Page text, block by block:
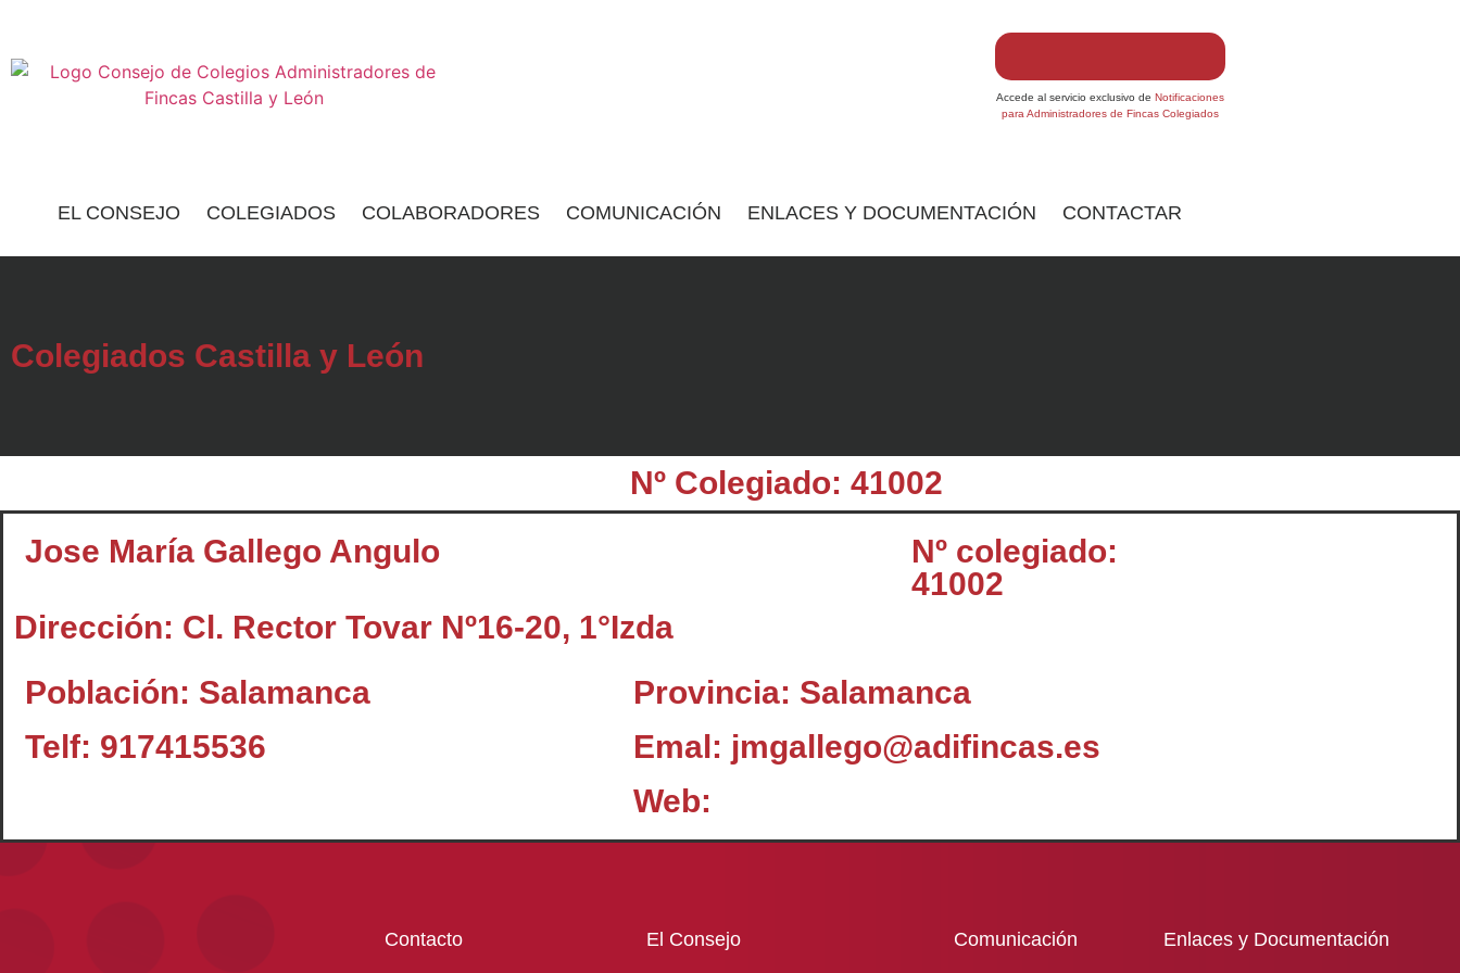
Accede al servicio exclusivo deNotificaciones
para Administradores de Fincas Colegiados
EL CONSEJO COLEGIADOS COLABORADORES COMUNICACIÓN ENLACES Y DOCUMENTACIÓN CONTACTAR
Colegiados Castilla y León
Nº Colegiado: 41002
Jose María Gallego Angulo
Nº colegiado:
41002
Dirección: Cl. Rector Tovar Nº16-20, 1°Izda
Población: Salamanca
Provincia: Salamanca
Telf: 917415536
Emal: jmgallego@adifincas.es
Web:
Contacto El Consejo Comunicación Enlaces y Documentación